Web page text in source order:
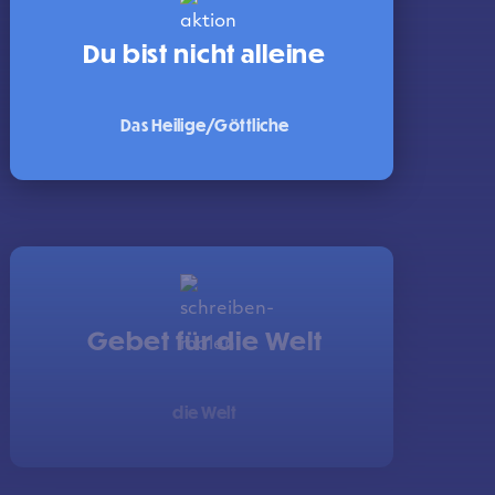
Du bist nicht alleine
Das Heilige/Göttliche
Gebet für die Welt
die Welt